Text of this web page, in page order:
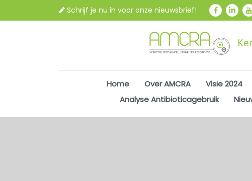
Schrijf je nu in voor onze nieuwsbrief!
Home Over AMCRA Visie 2024
Analyse Antibioticagebruik